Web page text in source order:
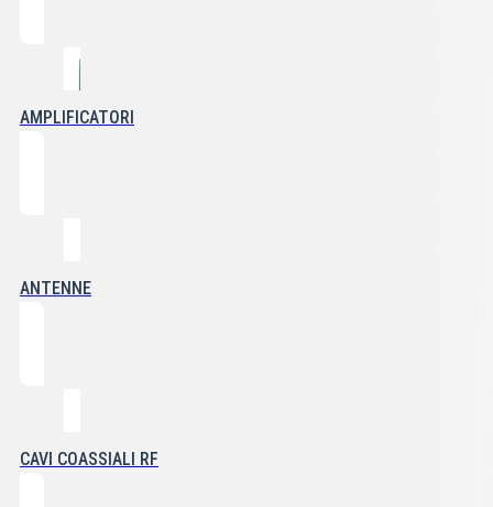
AMPLIFICATORI
ANTENNE
CAVI COASSIALI RF